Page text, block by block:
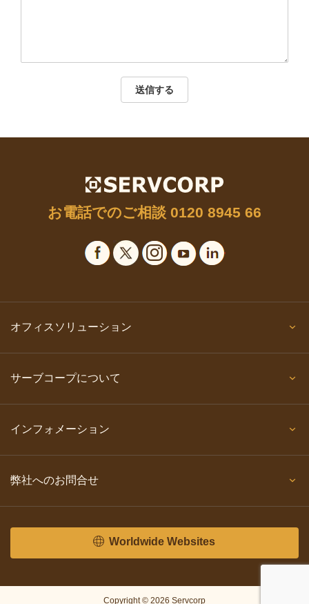
送信する
お電話でのご相談 0120 8945 66
オフィスソリューション
サーブコープについて
インフォメーション
弊社へのお問合せ
Worldwide Websites
Copyright © 2026 Servcorp